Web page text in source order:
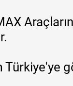
Türkiye'ye